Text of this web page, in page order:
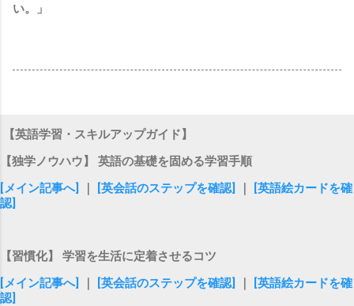
い。」
【英語学習・スキルアップガイド】
【独学ノウハウ】 英語の基礎を固める学習手順
[メイン記事へ]
[英会話のステップを確認]
[英語絵カードを確
認]
【習慣化】 学習を生活に定着させるコツ
[メイン記事へ]
[英会話のステップを確認]
[英語絵カードを確
認]